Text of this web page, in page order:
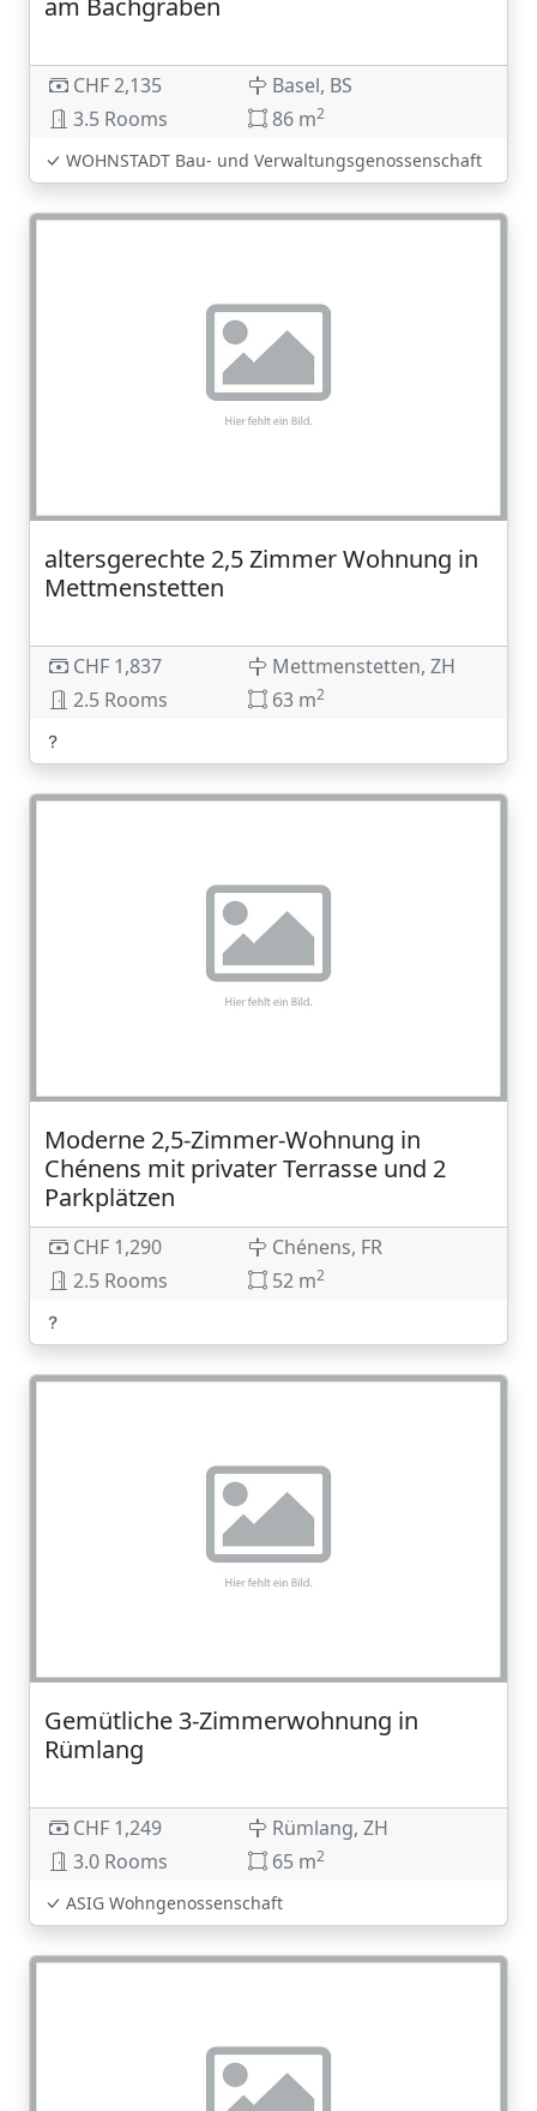
am Bachgraben
CHF 2,135
3.5 Rooms
Basel, BS
86 m2
WOHNSTADT Bau- und Verwaltungsgenossenschaft
altersgerechte 2,5 Zimmer Wohnung in
Mettmenstetten
CHF 1,837
2.5 Rooms
Mettmenstetten, ZH
63 m2
Moderne 2,5-Zimmer-Wohnung in
Chénens mit privater Terrasse und 2
Parkplätzen
CHF 1,290
2.5 Rooms
Chénens, FR
52 m2
Gemütliche 3-Zimmerwohnung in
Rümlang
CHF 1,249
3.0 Rooms
Rümlang, ZH
65 m2
ASIG Wohngenossenschaft